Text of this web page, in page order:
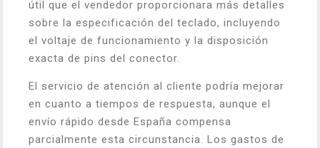
útil que el vendedor proporcionara más detalles
sobre la especificación del teclado, incluyendo
el voltaje de funcionamiento y la disposición
exacta de pins del conector.
El servicio de atención al cliente podría mejorar
en cuanto a tiempos de respuesta, aunque el
envío rápido desde España compensa
parcialmente esta circunstancia. Los gastos de